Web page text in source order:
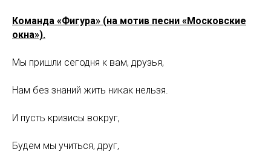
Команда «Фигура» (на мотив песни «Московские
окна»).
Мы пришли сегодня к вам, друзья,
Нам без знаний жить никак нельзя.
И пусть кризисы вокруг,
Будем мы учиться, друг,